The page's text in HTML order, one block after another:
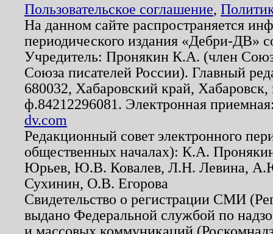
Пользовательское соглашение,
На данном сайте распространяется
периодического издания «Дебри-ДВ»
Учредитель: Пронякин К.А. (член
Союза писателей России). Главный
680032, Хабаровский край,
ф.84212296081. Электронная
dv.com
Редакционный совет электронного
общественных началах): К.А.
Юрьев, Ю.В. Ковалев, Л.Н. Левина,
Сухинин, О.В. Егорова
Свидетельство о регистрации СМИ
выдано Федеральной службой по
и массовых коммуникаций